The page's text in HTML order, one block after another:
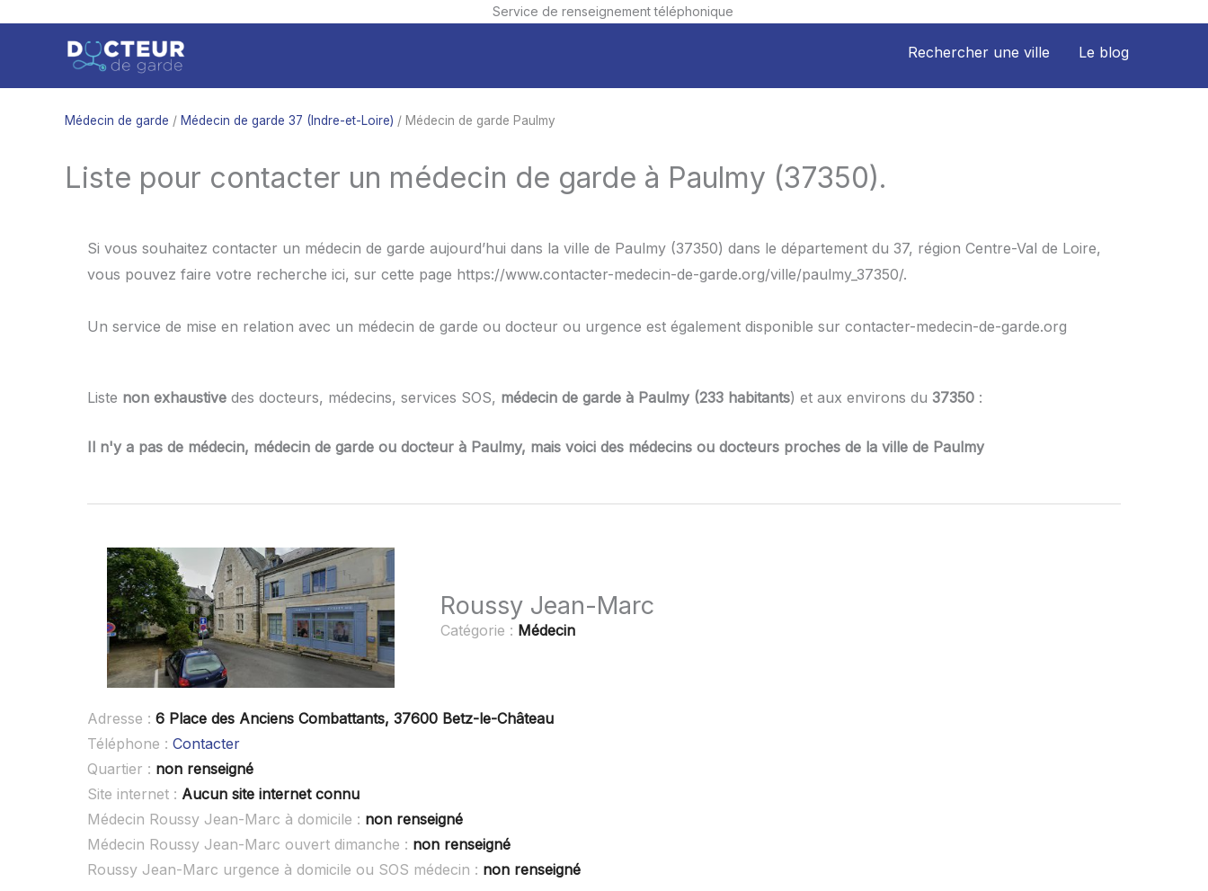
Service de renseignement téléphonique
contenu
Rechercher une ville Le blog
Médecin de garde / Médecin de garde 37 (Indre-et-Loire) / Médecin de garde Paulmy
Liste pour contacter un médecin de garde à Paulmy (37350).
Si vous souhaitez contacter un médecin de garde aujourd’hui dans la ville de Paulmy (37350) dans le département du 37, région Centre-Val de Loire,
vous pouvez faire votre recherche ici, sur cette page https://www.contacter-medecin-de-garde.org/ville/paulmy_37350/.
Un service de mise en relation avec un médecin de garde ou docteur ou urgence est également disponible sur contacter-medecin-de-garde.org
Liste non exhaustive des docteurs, médecins, services SOS, médecin de garde à Paulmy (233 habitants) et aux environs du 37350 :
Il n'y a pas de médecin, médecin de garde ou docteur à Paulmy, mais voici des médecins ou docteurs proches de la ville de Paulmy
Roussy Jean-Marc
Catégorie : Médecin
Adresse : 6 Place des Anciens Combattants, 37600 Betz-le-Château
Téléphone : Contacter
Quartier : non renseigné
Site internet : Aucun site internet connu
Médecin Roussy Jean-Marc à domicile : non renseigné
Médecin Roussy Jean-Marc ouvert dimanche : non renseigné
Roussy Jean-Marc urgence à domicile ou SOS médecin : non renseigné